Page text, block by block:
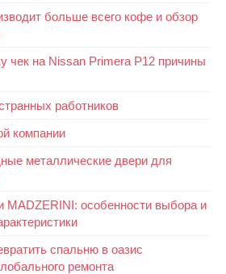
больше всего кофе и обзор
чек на Nissan Primera P12 причины
работников
компании
металлические двери для
MADZERINI: особенности выбора и
спальню в оазис
ремонта